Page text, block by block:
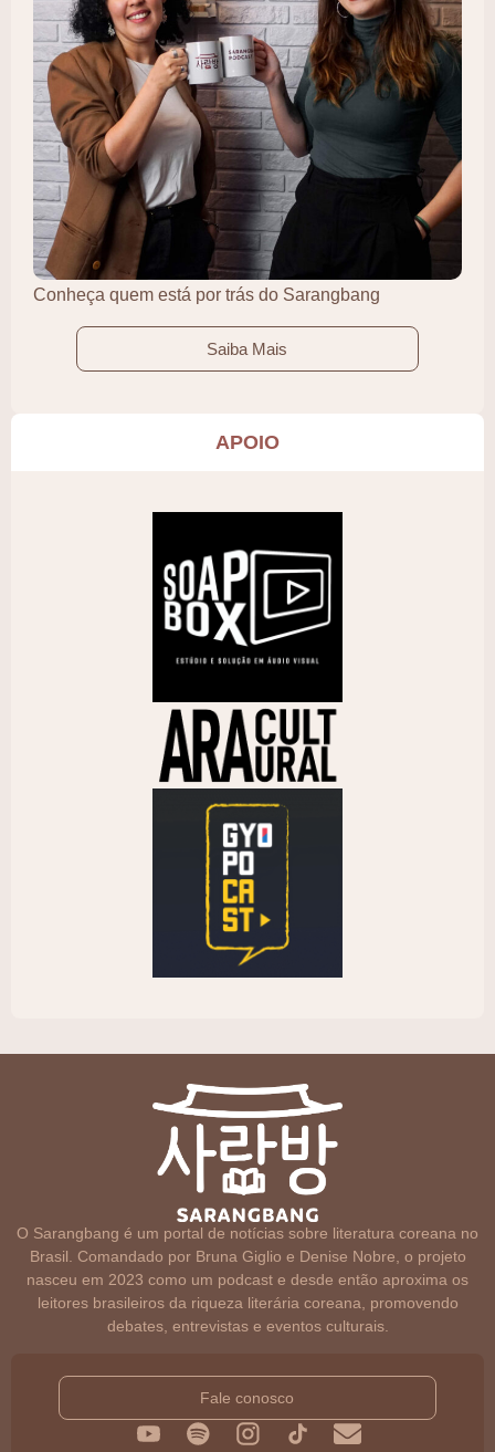
Conheça quem está por trás do Sarangbang
Saiba Mais
APOIO
O Sarangbang é um portal de notícias sobre literatura coreana no
Brasil. Comandado por Bruna Giglio e Denise Nobre, o projeto
nasceu em 2023 como um podcast e desde então aproxima os
leitores brasileiros da riqueza literária coreana, promovendo
debates, entrevistas e eventos culturais.
Fale conosco